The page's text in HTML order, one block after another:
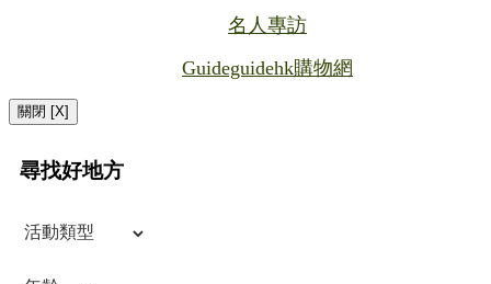
名人專訪
Guideguidehk購物網
關閉 [X]
尋找好地方